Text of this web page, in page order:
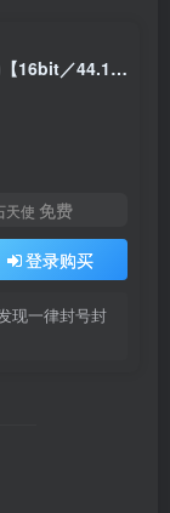
GARNiDELiA – BiRTHiA(4547557040746)【16bit／44.1kHz】日本区
天使 免费
登录购买
现一律封号封